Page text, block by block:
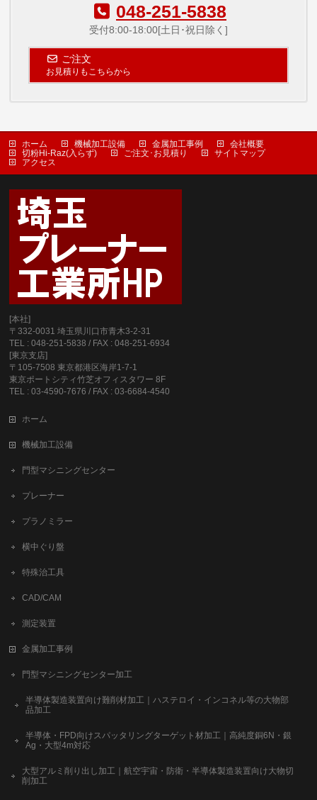
048-251-5838
受付8:00-18:00[土日･祝日除く]
ご注文
お見積りもこちらから
ホーム 機械加工設備 金属加工事例
会社概要
切粉Hi-Raz(入らず)
ご注文･お見積り
サイトマップ
アクセス
[本社]
〒332-0031 埼玉県川口市青木3-2-31
TEL : 048-251-5838 / FAX : 048-251-6934
[東京支店]
〒105-7508 東京都港区海岸1-7-1
東京ポートシティ竹芝オフィスタワー 8F
TEL : 03-4590-7676 / FAX : 03-6684-4540
ホーム
機械加工設備
門型マシニングセンター
プレーナー
プラノミラー
横中ぐり盤
特殊治工具
CAD/CAM
測定装置
金属加工事例
門型マシニングセンター加工
半導体製造装置向け難削材加工｜ハステロイ・インコネル等の大物部
品加工
半導体・FPD向けスパッタリングターゲット材加工｜高純度銅6N・銀
Ag・大型4m対応
大型アルミ削り出し加工｜航空宇宙・防衛・半導体製造装置向け大物切
削加工